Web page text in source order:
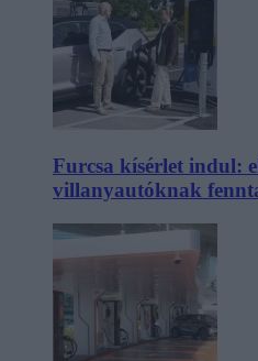
Furcsa kísérlet indul:
villanyautóknak